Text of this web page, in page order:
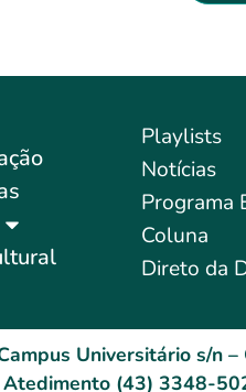
Playlists
Notícias
Programa
Coluna
Direto da
Universitário s/n
Atedimento (43) 3348-